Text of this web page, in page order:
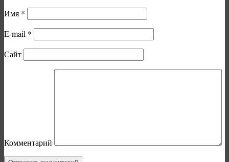
Имя *
E-mail *
Сайт
Комментарий